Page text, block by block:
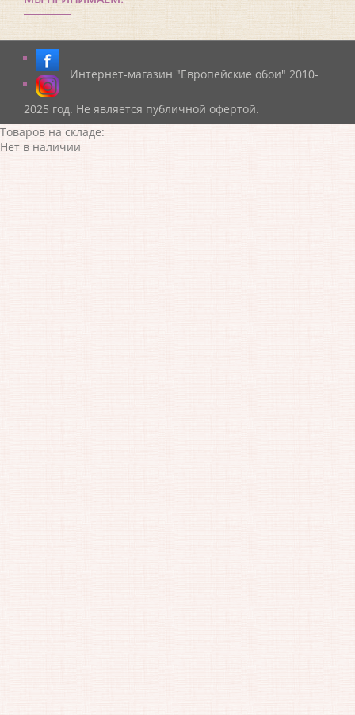
Интернет-магазин "Европейские обои" 2010-
2025 год. Не является публичной офертой.
Товаров на складе:
Нет в наличии